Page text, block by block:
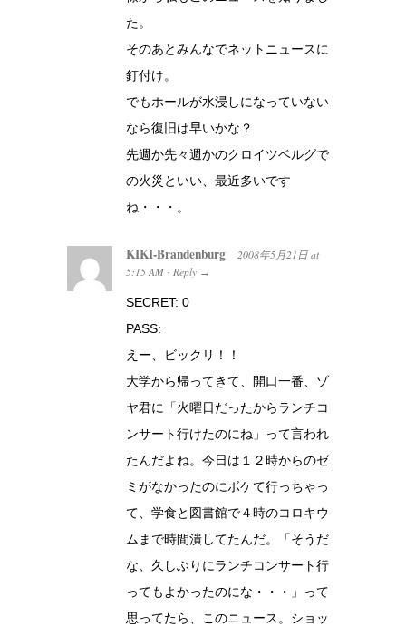
た。
そのあとみんなでネットニュースに
釘付け。
でもホールが水浸しになっていない
なら復旧は早いかな？
先週か先々週かのクロイツベルグで
の火災といい、最近多いです
ね・・・。
KIKI-Brandenburg 2008年5月21日 at
5:15 AM · Reply →
SECRET: 0
PASS:
えー、ビックリ！！
大学から帰ってきて、開口一番、ゾ
ヤ君に「火曜日だったからランチコ
ンサート行けたのにね」って言われ
たんだよね。今日は１２時からのゼ
ミがなかったのにボケて行っちゃっ
て、学食と図書館で４時のコロキウ
ムまで時間潰してたんだ。「そうだ
な、久しぶりにランチコンサート行
ってもよかったのにな・・・」って
思ってたら、このニュース。ショッ